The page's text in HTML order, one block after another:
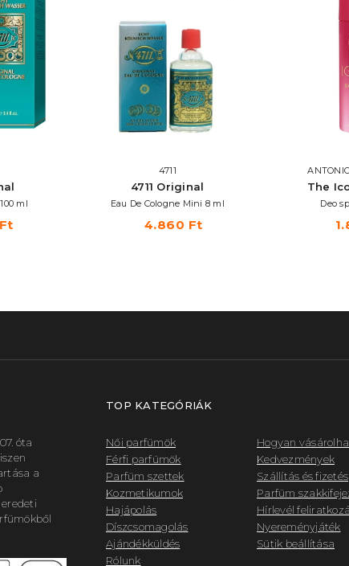
ml
4711
4711 Original
Eau De Cologne Mini 8 ml
4.860 Ft
The
Deo
óta
a
TOP KATEGÓRIÁK
Női parfümök
Férfi parfümök
Parfüm szettek
Kozmetikumok
Hajápolás
Díszcsomagolás
Ajándékküldés
Rólunk
Hogyan
Kedvezmények
Szállítás és fizetés
Parfüm
Hírlevél
Nyereményjáték
Sütik beállítása